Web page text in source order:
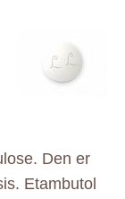
Den er
Etambutol